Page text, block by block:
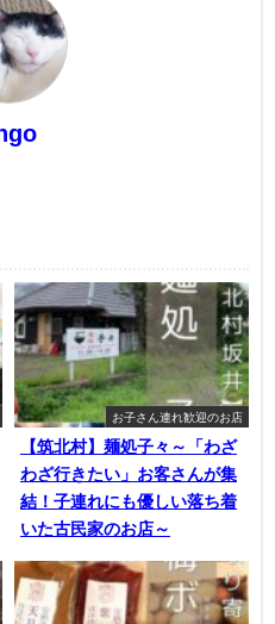
お子さん連れ歓迎のお店
【筑北村】麺処子々～「わざ
わざ行きたい」お客さんが集
結！子連れにも優しい落ち着
いた古民家のお店～